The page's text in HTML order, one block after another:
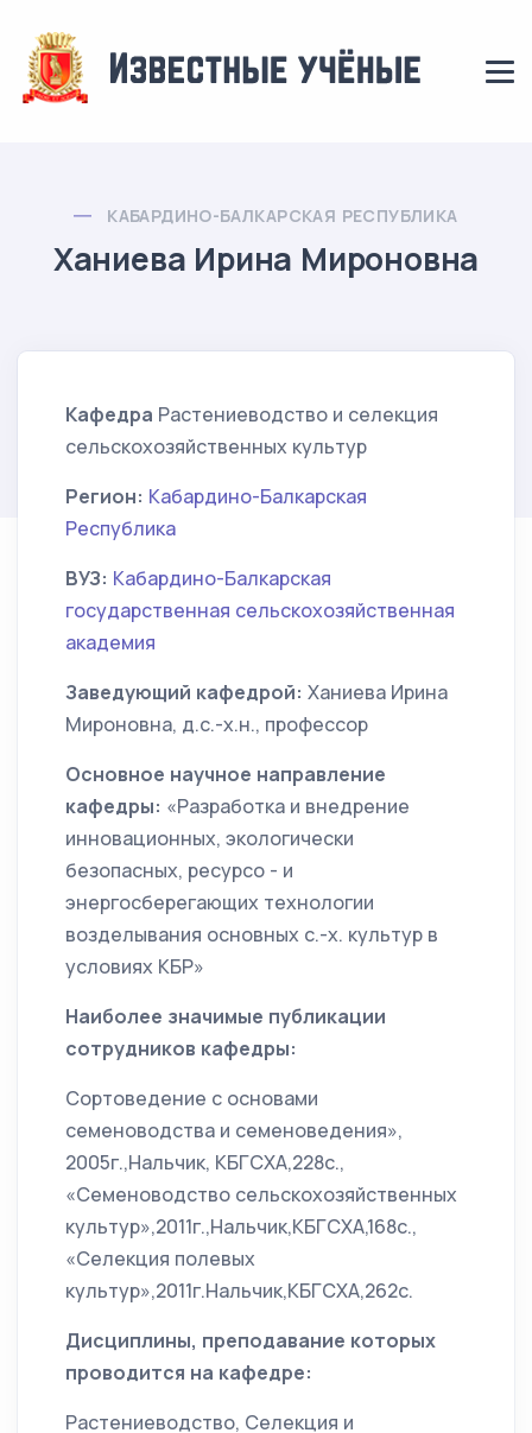
КАБАРДИНО-БАЛКАРСКАЯ РЕСПУБЛИКА
Ханиева Ирина Мироновна
Кафедра Растениеводство и селекция
сельскохозяйственных культур
Регион: Кабардино-Балкарская
Республика
ВУЗ: Кабардино-Балкарская
государственная сельскохозяйственная
академия
Заведующий кафедрой: Ханиева Ирина
Мироновна, д.с.-х.н., профессор
Основное научное направление
кафедры: «Разработка и внедрение
инновационных, экологически
безопасных, ресурсо - и
энергосберегающих технологии
возделывания основных с.-х. культур в
условиях КБР»
Наиболее значимые публикации
сотрудников кафедры:
Сортоведение с основами
семеноводства и семеноведения»,
2005г.,Нальчик, КБГСХА,228с.,
«Семеноводство сельскохозяйственных
культур»,2011г.,Нальчик,КБГСХА,168с.,
«Селекция полевых
культур»,2011г.Нальчик,КБГСХА,262с.
Дисциплины, преподавание которых
проводится на кафедре:
Растениеводство, Селекция и